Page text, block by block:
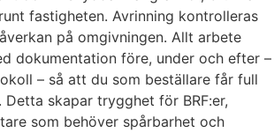
fastigheten. Avrinning kontrolleras
på omgivningen. Allt arbete
dokumentation före, under och efter –
– så att du som beställare får full
Detta skapar trygghet för BRF:er,
som behöver spårbarhet och